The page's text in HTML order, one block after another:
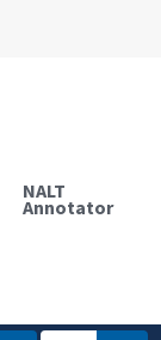
NALT
Annotator